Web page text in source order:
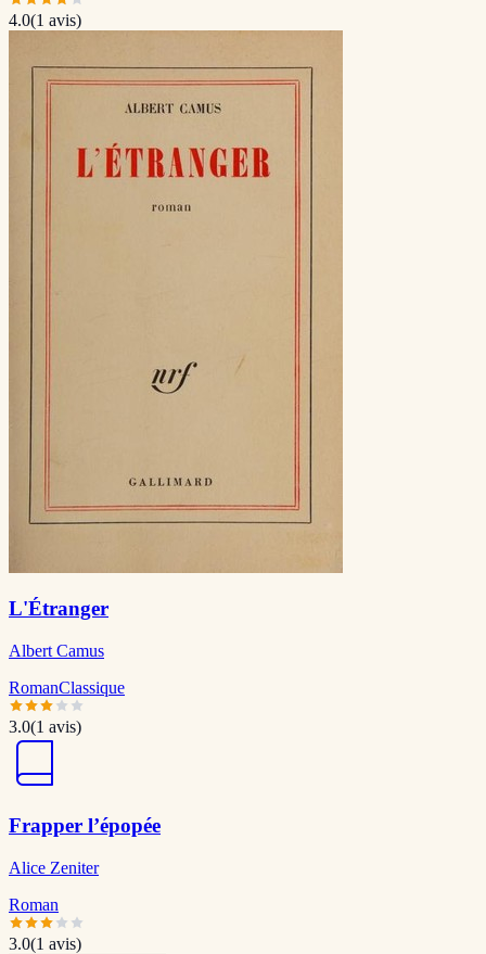
4.0(1 avis)
L'Étranger
Albert Camus
RomanClassique
3.0(1 avis)
Frapper l’épopée
Alice Zeniter
Roman
3.0(1 avis)